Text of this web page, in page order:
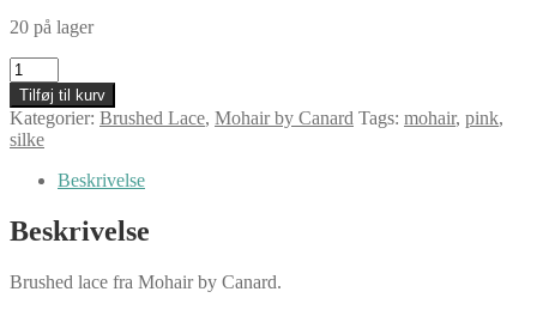
20 på lager
Mohair
by
Canard
brushed
lace,
3001
cattleya
antal
Tilføj til kurv
Kategorier: Brushed Lace, Mohair by Canard Tags: mohair, pink,
silke
Beskrivelse
Beskrivelse
Brushed lace fra Mohair by Canard.